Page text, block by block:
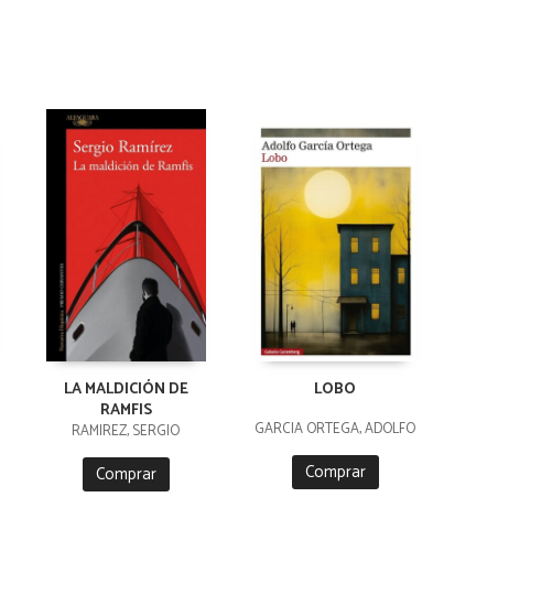
LA MALDICIÓN DE
RAMFIS
RAMIREZ, SERGIO
Comprar
LOBO
GARCIA ORTEGA, ADOLFO
Comprar